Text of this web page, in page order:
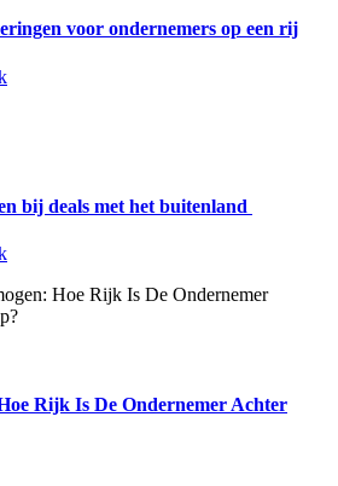
voor ondernemers op een rij
bij deals met het buitenland
Rijk Is De Ondernemer Achter